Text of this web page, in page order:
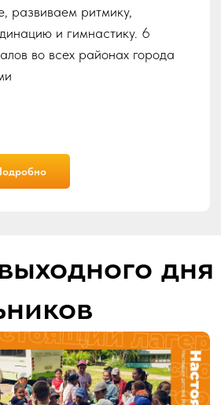
развиваем ритмику,
и гимнастику. 6
во всех районах города
дня